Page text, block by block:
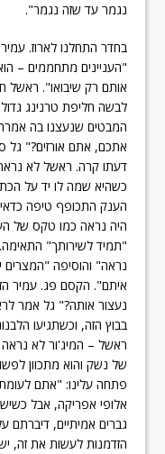
נגמר עד שזה נגמר".
בחדר התחלנו לארוז.
"העניינים מתחממים –
אותם רק שיבואו". ראשל
לבשה חליפת טרנינג
המבטים שנעצנו בה
אתכם, אתם אורזים?" גל
דעתו קרה. ראשל לא
כשהיא שמה לו יד על
הענק התכופף טיפה
היה נראה כמו טקס של
"תמיד לשירותך"
נראה" והוסיפה "המצרים
איתם". הקסם פג. עמיר
נעצור אותה?" גל אמר
בבוץ הזה, וכשתגיעו
ראשל – המיג'ור לא
של נשק והוא מתכוון
פתחה עלינו: "אתם
אלופי אפריקה, אבל
גברים אמיתיים, דיברתם
הזדמנות לעשות את זה,